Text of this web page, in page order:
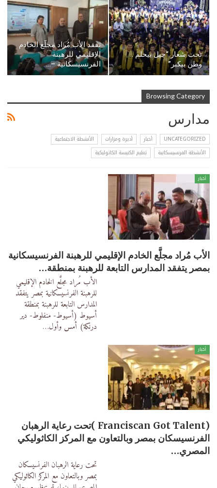
تحت شعار “جيل بيحلم ..
وطن بيكبر”
تفقد الأب مُراد مجلَّع الخادم
الإقليمي للرهبنة
الفرنسيسكانية –…
Browsing Category
مدارس
UNCATEGORIZED أخبار أديرة ومزارات
الأنشطة الاجتماعية
الأنشطة الفرنسيسكانية
تعليم الكنيسة الكاثوليكية
أخبار
الأب مُراد مجلَّع الخادم الإقليمي للرهبنة الفرنسيسكانية
بمصر يتفقد المدارس التابعة للرهبنة بمنطقة…
الأب مُراد مجلَّع الخادم الإقليمي
للرهبنة الفرنسيسكانية بمصر يتفقد
المدارس التابعة للرهبنة بمنطقة
أسيوط (أسيوط- منفلوط- دير
درنكة) أمس وأول…
أخبار
(Franciscan Got Talent )تحت رعاية الرهبان
الفرنسيسكان بمصر وبالتعاون مع المركز الكاثوليكي
المصري…
تحت رعاية الرهبان الفرنسيسكان
بمصر وبالتعاون مع المركز الكاثوليكي